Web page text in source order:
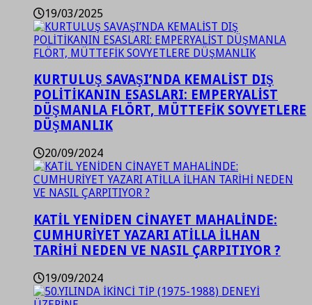
19/03/2025
KURTULUŞ SAVAŞI’NDA KEMALİST DIŞ
POLİTİKANIN ESASLARI: EMPERYALİST
DÜŞMANLA FLÖRT, MÜTTEFİK SOVYETLERE
DÜŞMANLIK
20/09/2024
KATİL YENİDEN CİNAYET MAHALİNDE:
CUMHURİYET YAZARI ATİLLA İLHAN
TARİHİ NEDEN VE NASIL ÇARPITIYOR ?
19/09/2024